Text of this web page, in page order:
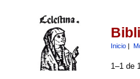
Inicio|
1–1 de